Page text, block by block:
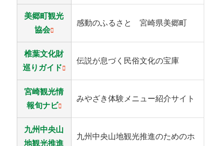
美郷町観光
協会
感動のふるさと 宮崎県美郷町
椎葉文化財
巡りガイド
伝説が息づく民俗文化の宝庫
宮崎観光情
報旬ナビ
みやざき体験メニュー紹介サイト
九州中央山
地観光推進
九州中央山地観光推進のためのホ